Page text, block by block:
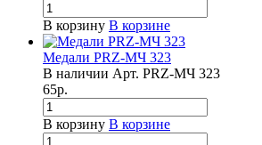
В корзину В корзине
Медали PRZ-МЧ 323
В наличии Арт. PRZ-МЧ 323
65р.
В корзину В корзине